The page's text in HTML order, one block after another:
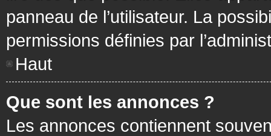
panneau de l’utilisateur. La
permissions définies par
Haut
Que sont les annonces ?
Les annonces contiennent